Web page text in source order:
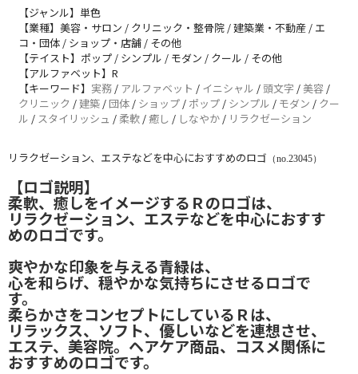
【ジャンル】単色
【業種】美容・サロン / クリニック・整骨院 / 建築業・不動産 / エ
コ・団体 / ショップ・店舗 / その他
【テイスト】ポップ / シンプル / モダン / クール / その他
【アルファベット】R
【キーワード】 実務 / アルファベット / イニシャル / 頭文字 /美容 /
クリニック /建築 /団体 / ショップ / ポップ / シンプル / モダン / クー
ル / スタイリッシュ /柔軟 /癒し / しなやか / リラクゼーション
リラクゼーション、エステなどを中心におすすめのロゴ （no.23045）
【ロゴ説明】
柔軟、癒しをイメージするＲのロゴは、
リラクゼーション、エステなどを中心におすす
めのロゴです。
爽やかな印象を与える青緑は、
心を和らげ、穏やかな気持ちにさせるロゴで
す。
柔らかさをコンセプトにしているＲは、
リラックス、ソフト、優しいなどを連想させ、
エステ、美容院。ヘアケア商品、コスメ関係に
おすすめのロゴです。